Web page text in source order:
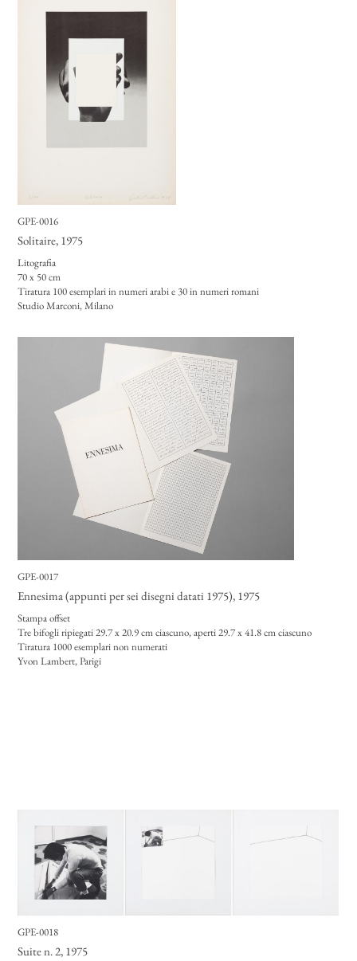
GPE-0016
Solitaire, 1975
Litografia
70 x 50 cm
Tiratura 100 esemplari in numeri arabi e 30 in numeri romani
Studio Marconi, Milano
GPE-0017
Ennesima (appunti per sei disegni datati 1975), 1975
Stampa offset
Tre bifogli ripiegati 29.7 x 20.9 cm ciascuno, aperti 29.7 x 41.8 cm ciascuno
Tiratura 1000 esemplari non numerati
Yvon Lambert, Parigi
GPE-0018
Suite n. 2, 1975